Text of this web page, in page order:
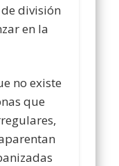
división
en la
no existe
que